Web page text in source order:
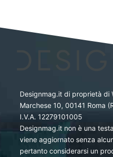
Designmag.it di proprietà di
Marchese 10, 00141 Roma
I.V.A. 12279101005
Designmag.it non è una
viene aggiornato senza
pertanto considerarsi un